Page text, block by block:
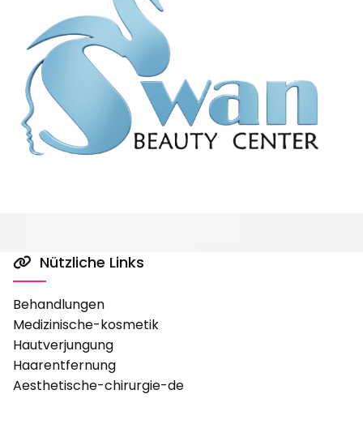
 Nützliche Links
Behandlungen
Medizinische-kosmetik
Hautverjungung
Haarentfernung
Aesthetische-chirurgie-de